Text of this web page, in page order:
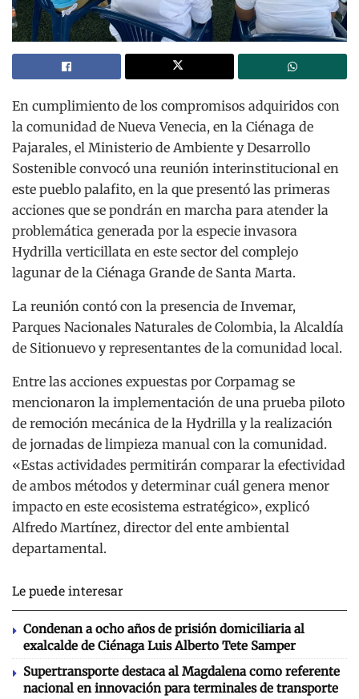
En cumplimiento de los compromisos adquiridos con
la comunidad de Nueva Venecia, en la Ciénaga de
Pajarales, el Ministerio de Ambiente y Desarrollo
Sostenible convocó una reunión interinstitucional en
este pueblo palafito, en la que presentó las primeras
acciones que se pondrán en marcha para atender la
problemática generada por la especie invasora
Hydrilla verticillata en este sector del complejo
lagunar de la Ciénaga Grande de Santa Marta.
La reunión contó con la presencia de Invemar,
Parques Nacionales Naturales de Colombia, la Alcaldía
de Sitionuevo y representantes de la comunidad local.
Entre las acciones expuestas por Corpamag se
mencionaron la implementación de una prueba piloto
de remoción mecánica de la Hydrilla y la realización
de jornadas de limpieza manual con la comunidad.
«Estas actividades permitirán comparar la efectividad
de ambos métodos y determinar cuál genera menor
impacto en este ecosistema estratégico», explicó
Alfredo Martínez, director del ente ambiental
departamental.
Le puede interesar
Condenan a ocho años de prisión domiciliaria al
exalcalde de Ciénaga Luis Alberto Tete Samper
Supertransporte destaca al Magdalena como referente
nacional en innovación para terminales de transporte